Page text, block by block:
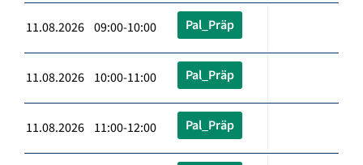
11.08.2026 09:00-10:00 Pal_Präp
11.08.2026 10:00-11:00 Pal_Präp
11.08.2026 11:00-12:00 Pal_Präp